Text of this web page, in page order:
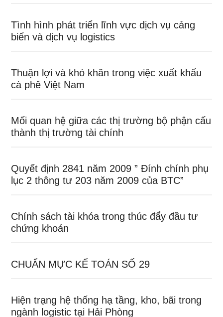
Tình hình phát triển lĩnh vực dịch vụ cảng
biển và dịch vụ logistics
Thuận lợi và khó khăn trong việc xuất khẩu
cà phê Việt Nam
Mối quan hệ giữa các thị trường bộ phận cấu
thành thị trường tài chính
Quyết định 2841 năm 2009 ” Đính chính phụ
lục 2 thông tư 203 năm 2009 của BTC”
Chính sách tài khóa trong thúc đẩy đầu tư
chứng khoán
CHUẨN MỰC KẾ TOÁN SỐ 29
Hiện trạng hệ thống hạ tầng, kho, bãi trong
ngành logistic tại Hải Phòng